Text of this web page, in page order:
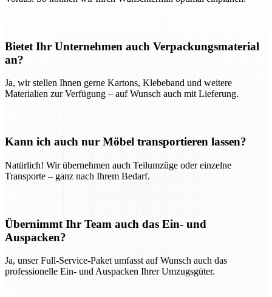
Bietet Ihr Unternehmen auch Verpackungsmaterial
an?
Ja, wir stellen Ihnen gerne Kartons, Klebeband und weitere
Materialien zur Verfügung – auf Wunsch auch mit Lieferung.
Kann ich auch nur Möbel transportieren lassen?
Natürlich! Wir übernehmen auch Teilumzüge oder einzelne
Transporte – ganz nach Ihrem Bedarf.
Übernimmt Ihr Team auch das Ein- und
Auspacken?
Ja, unser Full-Service-Paket umfasst auf Wunsch auch das
professionelle Ein- und Auspacken Ihrer Umzugsgüter.